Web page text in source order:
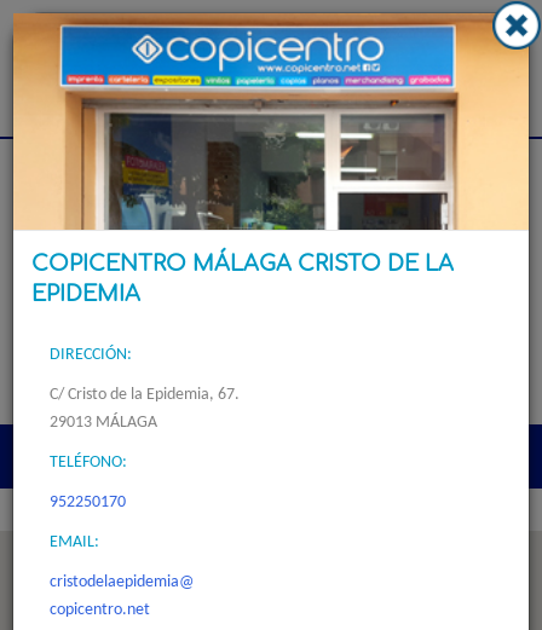
Imprenta y Copistería Copicentro Málaga Cristo de la
Epidemia
Dep. Comercial952 17 82 10//952 17 98 78
COPICENTRO MÁLAGA CRISTO DE LA
EPIDEMIA
DIRECCIÓN:
C/ Cristo de la Epidemia, 67.
29013 MÁLAGA
TELÉFONO:
952250170
EMAIL:
cristodelaepidemia@
copicentro.net